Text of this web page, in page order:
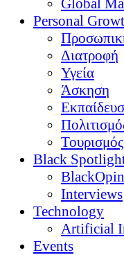
Global
Personal
Διατροφή
Υγεία
Άσκηση
Τουρισμός
Black
Interviews
Technology
Artificial
Events